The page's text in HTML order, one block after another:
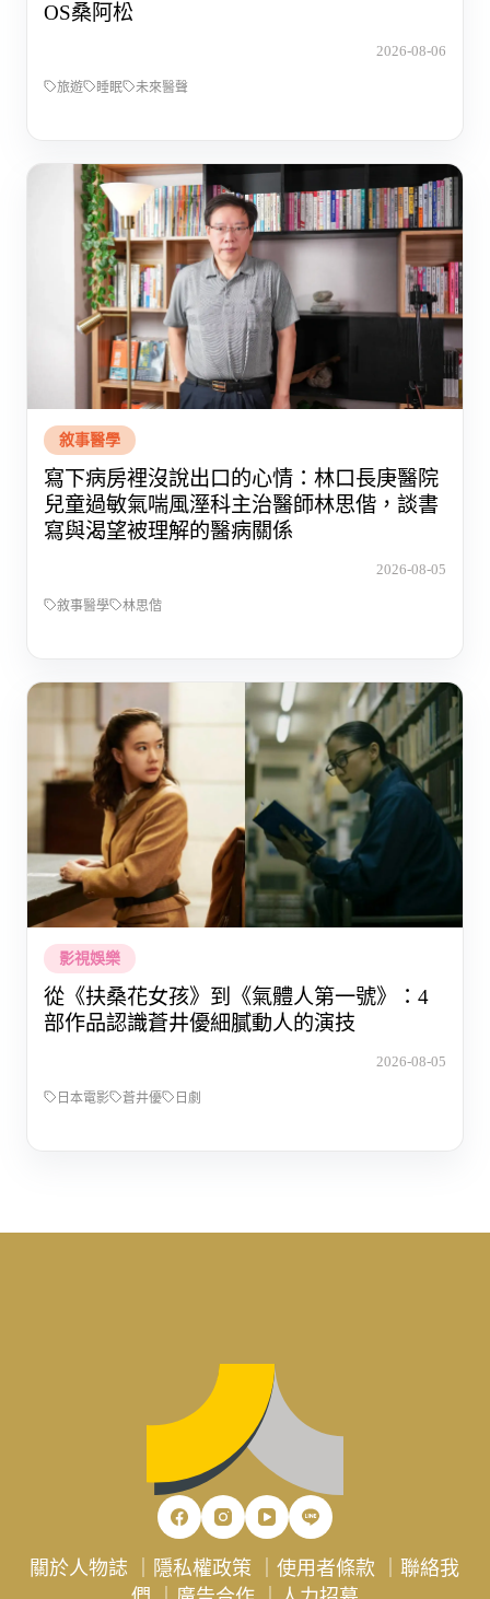
OS桑阿松
2026-08-06
旅遊 睡眠 未來醫聲
敘事醫學
寫下病房裡沒說出口的心情：林口長庚醫院
兒童過敏氣喘風溼科主治醫師林思偕，談書
寫與渴望被理解的醫病關係
2026-08-05
敘事醫學 林思偕
影視娛樂
從《扶桑花女孩》到《氣體人第一號》：4
部作品認識蒼井優細膩動人的演技
2026-08-05
日本電影 蒼井優 日劇
關於人物誌 隱私權政策 ｜使用者條款 ｜聯絡我